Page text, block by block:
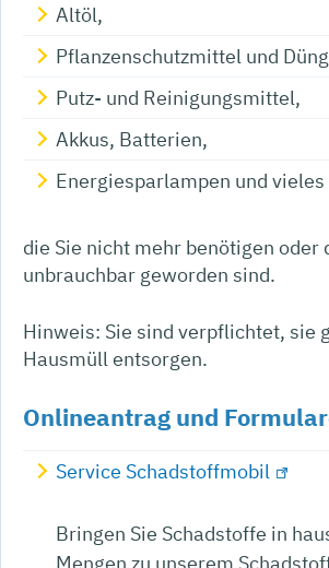
Altöl,
Pflanzenschutzmittel und
Putz- und Reinigungsmittel,
Akkus, Batterien,
Energiesparlampen und vieles
die Sie nicht mehr benötigen oder
unbrauchbar geworden sind.
Hinweis: Sie sind verpflichtet, sie
Hausmüll entsorgen.
Onlineantrag und
Service Schadstoffmobil
Bringen Sie Schadstoffe in
Mengen zu unserem